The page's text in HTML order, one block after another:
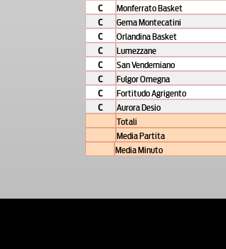
C
Monferrato Basket
C
Gema Montecatini
C
Orlandina Basket
C
Lumezzane
C
San Vendemiano
C
Fulgor Omegna
C
Fortitudo Agrigento
C
Aurora Desio
Totali
Media Partita
Media Minuto